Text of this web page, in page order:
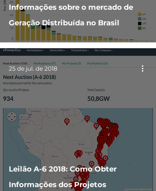
Informações sobre o mercado de
Geração Distribuída no Brasil
Leilão A-6 2018: Como Obter
Informações dos Projetos
25 de jul. de 2018